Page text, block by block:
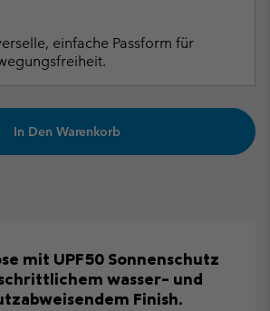
einfache Passform für
In Den Warenkorb
mit UPF50 Sonnenschutz
wasser- und
Finish.